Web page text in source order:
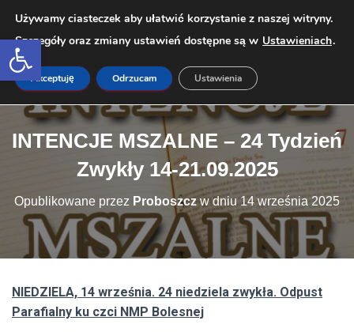
Open toolbar
INTENCJE MSZALNE – 24 Tydzień
Zwykły 14-21.09.2025
Opublikowane przez Proboszczw dniu14 września 2025
NIEDZIELA, 14 września. 24 niedziela zwykła. Odpust
Parafialny ku czci NMP Bolesnej
Używamy ciasteczek aby ułatwić korzystanie z naszej witryny.
Szczegóły oraz zmiany ustawień dostępne są w Ustawieniach.
Akceptuję Odrzucam Ustawienia